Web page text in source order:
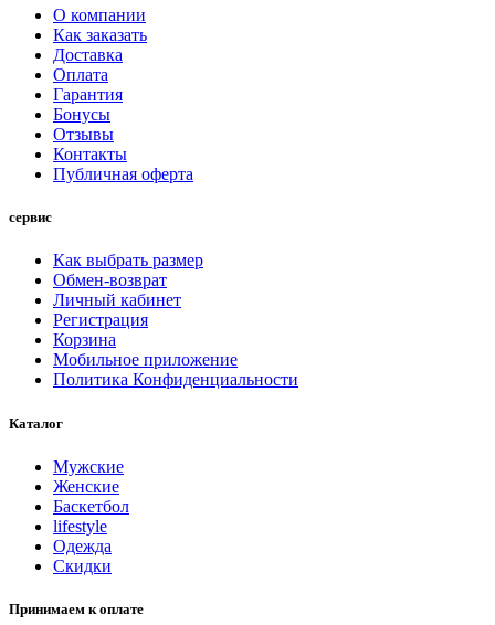
О компании
Как заказать
Доставка
Оплата
Гарантия
Бонусы
Отзывы
Контакты
Публичная оферта
сервис
Как выбрать размер
Обмен-возврат
Личный кабинет
Регистрация
Корзина
Мобильное приложение
Политика Конфиденциальности
Каталог
Мужские
Женские
Баскетбол
lifestyle
Одежда
Скидки
Принимаем к оплате